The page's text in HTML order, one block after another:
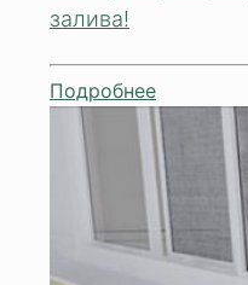
залива!
Подробнее